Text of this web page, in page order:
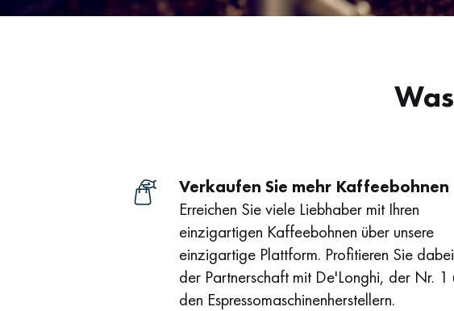
Verkaufen Sie mehr Kaffeebohnen
Erreichen Sie viele Liebhaber mit Ihren
einzigartigen Kaffeebohnen über unsere
einzigartige Plattform. Profitieren Sie
der Partnerschaft mit De'Longhi, der Nr. 1
den Espressomaschinenherstellern.